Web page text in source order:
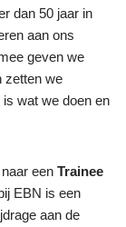
dan 50 jaar in
aan ons
geven we
zetten we
wat we doen en
een Trainee
EBN is een
aan de